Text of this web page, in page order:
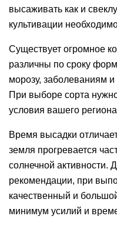
высаживать как и
культивации
Существует огромное
различны по сроку
морозу, заболеваниям
При выборе сорта
условия вашего
Время высадки
земля прогревается
солнечной активности.
рекомендации, при
качественный и
минимум усилий и